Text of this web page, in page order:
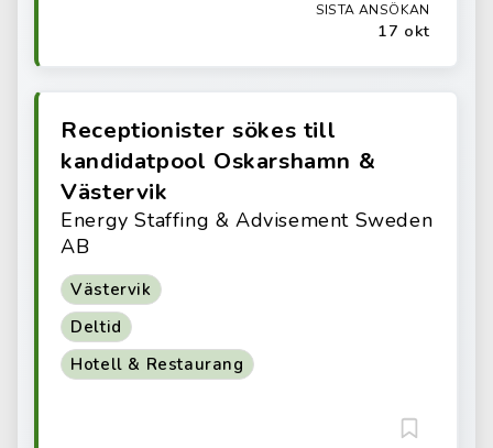
SISTA ANSÖKAN
17 okt
Receptionister sökes till
kandidatpool Oskarshamn &
Västervik
Energy Staffing & Advisement Sweden
AB
Västervik
Deltid
Hotell & Restaurang